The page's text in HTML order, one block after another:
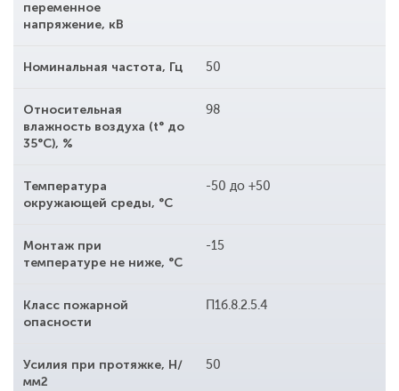
переменное
напряжение, кВ
Номинальная частота, Гц 50
Относительная
влажность воздуха (t° до
35°С), %
98
Температура
окружающей среды, °С
-50 до +50
Монтаж при
температуре не ниже, °С
-15
Класс пожарной
опасности
П1б.8.2.5.4
Усилия при протяжке, Н/
мм2
50